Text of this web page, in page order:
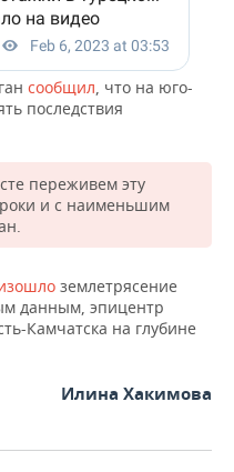
сообщил, что на юго-
последствия
переживем эту
и с наименьшим
землетрясение
данным, эпицентр
Камчатска на глубине
Илина Хакимова